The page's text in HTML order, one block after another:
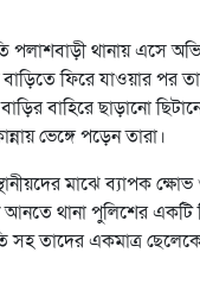
পলাশবাড়ী থানায় এসে
ফিরে যাওয়ার পর
বাহিরে ছাড়ানো
ভেঙ্গে পড়েন তারা।
মাঝে ব্যাপক ক্ষোভ
আনতে থানা পুলিশের একটি
সহ তাদের একমাত্র